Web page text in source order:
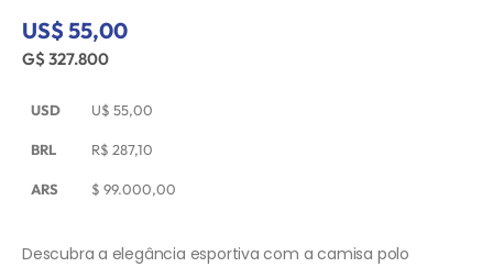
US$ 55,00
G$ 327.800
USD U$ 55,00
BRL R$ 287,10
ARS $ 99.000,00
Descubra a elegância esportiva com a camisa polo